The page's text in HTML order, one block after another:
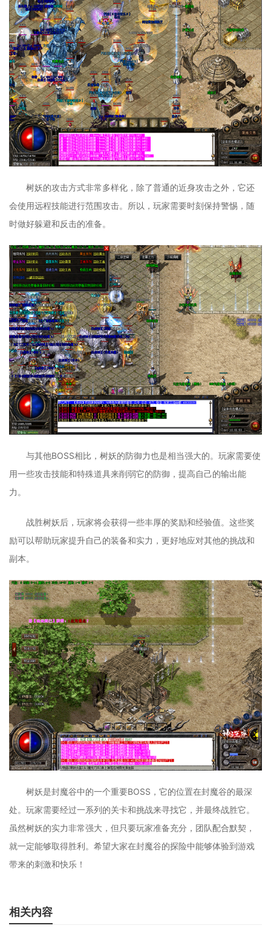
树妖的攻击方式非常多样化，除了普通的近身攻击之外，它还
会使用远程技能进行范围攻击。所以，玩家需要时刻保持警惕，随
时做好躲避和反击的准备。
与其他BOSS相比，树妖的防御力也是相当强大的。玩家需要使
用一些攻击技能和特殊道具来削弱它的防御，提高自己的输出能
力。
战胜树妖后，玩家将会获得一些丰厚的奖励和经验值。这些奖
励可以帮助玩家提升自己的装备和实力，更好地应对其他的挑战和
副本。
树妖是封魔谷中的一个重要BOSS，它的位置在封魔谷的最深
处。玩家需要经过一系列的关卡和挑战来寻找它，并最终战胜它。
虽然树妖的实力非常强大，但只要玩家准备充分，团队配合默契，
就一定能够取得胜利。希望大家在封魔谷的探险中能够体验到游戏
带来的刺激和快乐！
相关内容